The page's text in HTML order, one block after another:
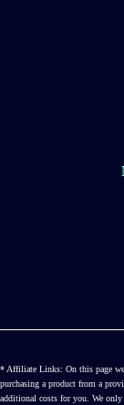
* Affiliate Links: On this page
purchasing a product from a
additional costs for you. We